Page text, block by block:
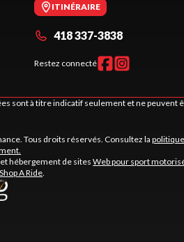
ITINÉRAIRE
418 337-3838
Restez connecté
sont à titre indicatif seulement et ne
Tous droits réservés. Consultez la
hébergement de sitesWeb pour sport
Shop A Ride